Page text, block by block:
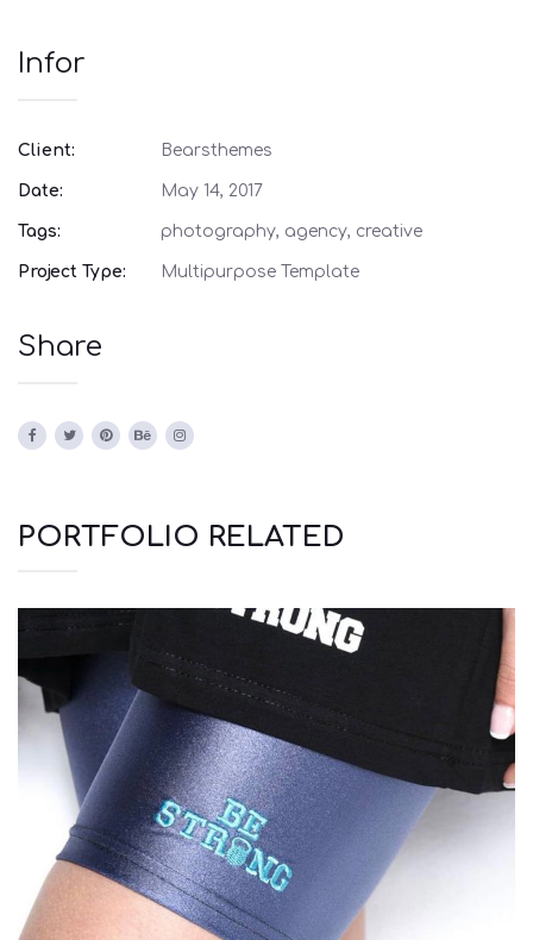
Infor
Client: Bearsthemes
Date: May 14, 2017
Tags: photography, agency, creative
Project Type: Multipurpose Template
Share
PORTFOLIO RELATED
Αξεσουάρ Μπλουζάκια